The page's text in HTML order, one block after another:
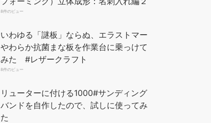
フト、DIY、縫製の趣味を
す。 用途：レザークラフト
工具を利用...もっと読む
(2026年8月6日 05:10 GMT
Amazon.co.jpで買う
8件のビュー
いわゆる「謎板」ならぬ、エラストマー
やわらか抗菌まな板を作業台に乗っけて
みた #レザークラフト
8件のビュー
リューターに付ける1000#サンディング
バンドを自作したので、試しに使ってみ
た